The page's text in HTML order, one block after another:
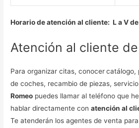
Horario de atención al cliente: L a V
Atención al cliente
Para organizar citas, conocercatálogo,
de coches, recambio de piezas,
Romeo puedes llamar al teléfono que
hablar directamente conatención al
Te atenderán los agentes de venta